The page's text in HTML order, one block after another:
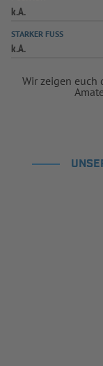
k.A.
STARKER FUSS
k.A.
Wir zeigen euch